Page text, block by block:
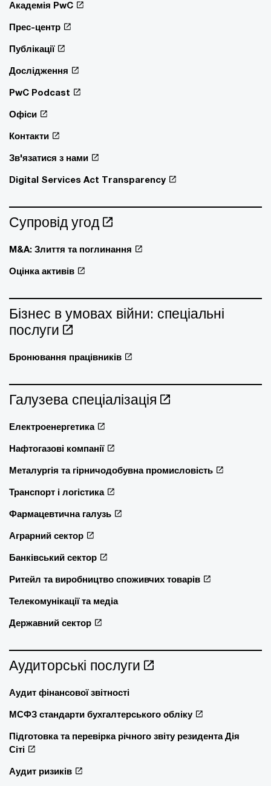
Академія PwC
Прес-центр
Публікації
Дослідження
PwC Podcast
Офіси
Контакти
Зв'язатися з нами
Digital Services Act Transparency
Супровід угод
M&A: Злиття та поглинання
Оцінка активів
Бізнес в умовах війни: спеціальні
послуги
Бронювання працівників
Галузева спеціалізація
Електроенергетика
Нафтогазові компанії
Металургія та гірничодобувна промисловість
Транспорт і логістика
Фармацевтична галузь
Аграрний сектор
Банківський сектор
Ритейл та виробництво споживчих товарів
Телекомунікації та медіа
Державний сектор
Аудиторські послуги
Аудит фінансової звітності
МСФЗ стандарти бухгалтерського обліку
Підготовка та перевірка річного звіту резидента Дія
Сіті
Аудит ризиків